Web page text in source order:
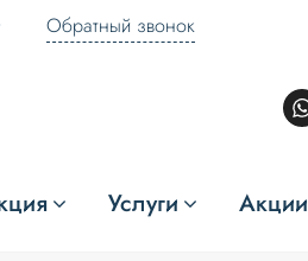
Обратный звонок
Услуги Акции